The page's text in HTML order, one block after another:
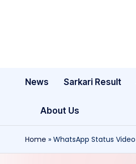
News Sarkari Result
About Us
Home » WhatsApp Status Video